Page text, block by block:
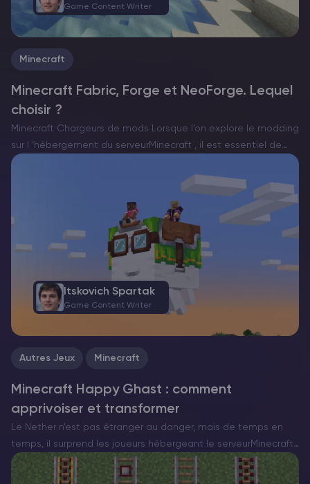
Minecraft
Minecraft Fabric, Forge et NeoForge. Lequel
choisir ?
Minecraft Chargeurs de mods Lorsque l’on explore le modding
sur l ‘hébergement du serveurMinecraft , il est essentiel de
choisir le bon chargeur de mods. Actuellement, il existe trois
Game Content Writer
Autres Jeux Minecraft
Minecraft Happy Ghast : comment
apprivoiser et transformer
Le Nether n’est pas étranger au danger, mais de temps en
temps, il surprend les joueurs hébergeant le serveurMinecraft
avec quelque chose d’inhabituellement réconfortant. Entrez
dans le Happy Ghast – une version rare et pacifique…
Itskovich Spartak
Game Content Writer